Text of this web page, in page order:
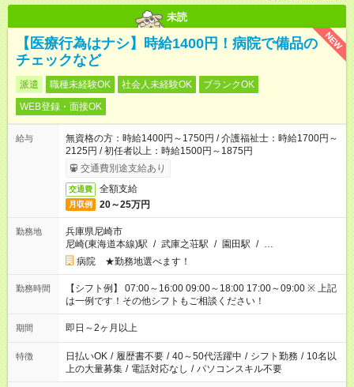
未読
NEW
【医療行為はナシ】時給1400円！病院で備品の
チェックなど
派遣 職種未経験OK 社会人未経験OK
ブランクOK
WEB登録・面接OK
給与
無資格の方：時給1400円～1750円 / 介護福祉士：時給1700円～
2125円 / 初任者以上：時給1500円～1875円
交通費別途支給あり
交通費 全額支給
月収例 20～25万円
勤務地
兵庫県尼崎市
尼崎(東海道本線)駅 / 武庫之荘駅 / 園田駅 / …
病院 ★勤務地選べます！
勤務時間
【シフト例】 07:00～16:00 09:00～18:00 17:00～09:00 ※ 上記
は一例です！その他シフトもご相談ください！
期間 即日～2ヶ月以上
特徴 日払いOK / 履歴書不要 / 40～50代活躍中 / シフト勤務 / 10名以
上の大量募集 / 電話対応なし / パソコンスキル不要